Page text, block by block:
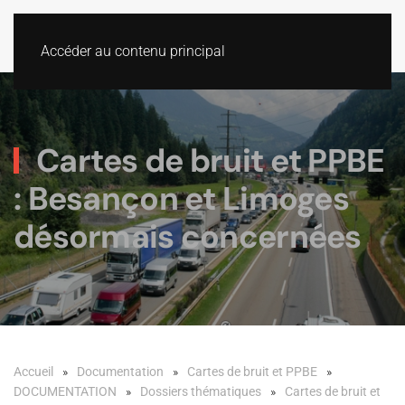
Accéder au contenu principal
Cartes de bruit et PPBE
: Besançon et Limoges
désormais concernées
Accueil Documentation
Cartes de bruit et PPBE
DOCUMENTATION
Dossiers thématiques
Cartes de bruit et